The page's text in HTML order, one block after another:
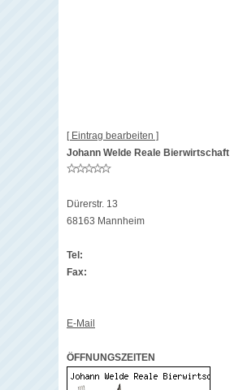
[ Eintrag bearbeiten ]
Johann Welde Reale Bierwirtschaft
Dürerstr. 13
68163 Mannheim
Tel:
Fax:
E-Mail
ÖFFNUNGSZEITEN